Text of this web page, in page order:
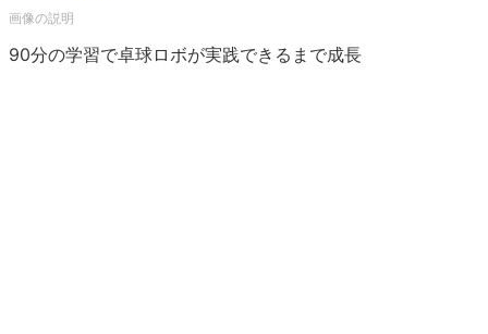
90分の学習で卓球ロボが実践できるまで成長